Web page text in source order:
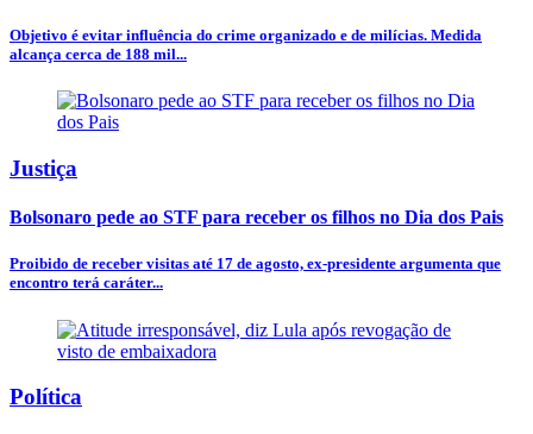
Objetivo é evitar influência do crime organizado e de milícias. Medida
alcança cerca de 188 mil...
Justiça
Bolsonaro pede ao STF para receber os filhos no Dia dos Pais
Proibido de receber visitas até 17 de agosto, ex-presidente argumenta que
encontro terá caráter...
Política